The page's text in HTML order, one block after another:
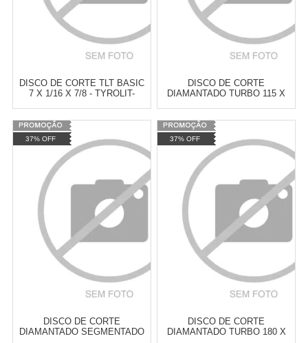
DISCO DE CORTE TLT BASIC
7 X 1/16 X 7/8 - TYROLIT-
Varejo:
Atacado: R$ 2.550,90 (Apenas
Revendedor)
10 x
Cat:DISCO DE CORTE
COMPRAR
DISCO DE CORTE
DIAMANTADO TURBO 115 X
Varejo:
Atacado: R$ 2.550,90 (Apenas
Revendedor)
10
Cat:DISCO DE CORTE
COMPRAR
37% OFF
DISCO DE CORTE
DIAMANTADO SEGMENTADO
37% OFF
DISCO DE CORTE
DIAMANTADO TURBO 180 X